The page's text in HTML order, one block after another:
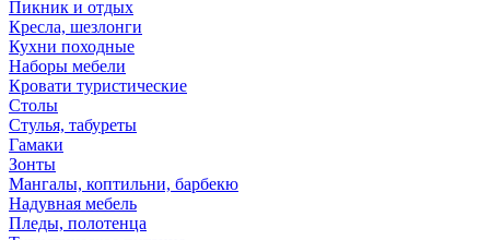
Пикник и отдых
Кресла, шезлонги
Кухни походные
Наборы мебели
Кровати туристические
Столы
Стулья, табуреты
Гамаки
Зонты
Мангалы, коптильни, барбекю
Надувная мебель
Пледы, полотенца